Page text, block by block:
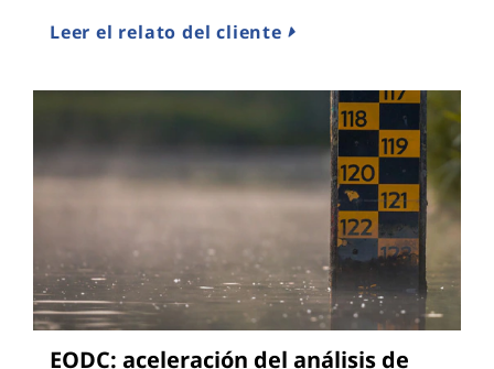
Leer el relato del cliente
EODC: aceleración del análisis de